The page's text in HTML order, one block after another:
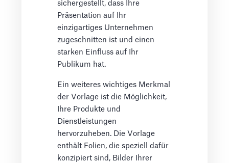
sichergestellt, dass Ihre
Präsentation auf Ihr
einzigartiges Unternehmen
zugeschnitten ist und einen
starken Einfluss auf Ihr
Publikum hat.
Ein weiteres wichtiges Merkmal
der Vorlage ist die Möglichkeit,
Ihre Produkte und
Dienstleistungen
hervorzuheben. Die Vorlage
enthält Folien, die speziell dafür
konzipiert sind, Bilder Ihrer